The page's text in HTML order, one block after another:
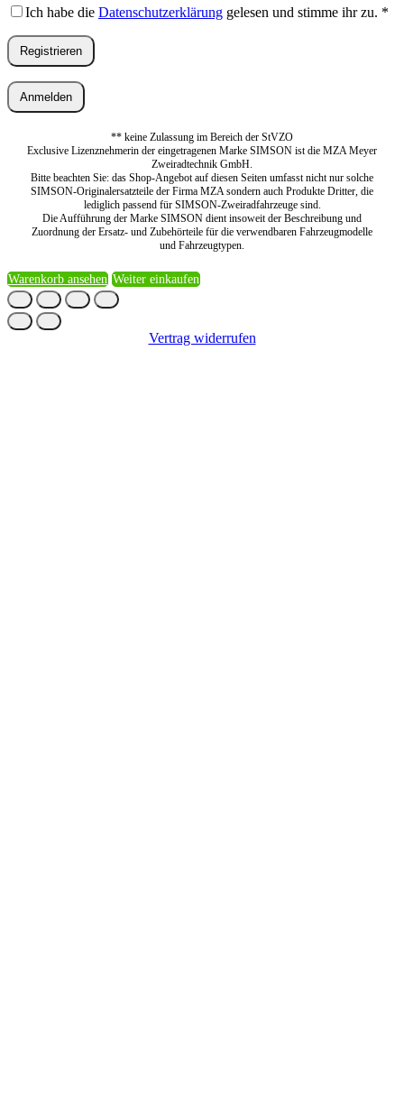
Ich habe die Datenschutzerklärung gelesen und stimme ihr zu. *
Registrieren
Anmelden
** keine Zulassung im Bereich der StVZO
Exclusive Lizenznehmerin der eingetragenen Marke SIMSON ist die MZA Meyer
Zweiradtechnik GmbH.
Bitte beachten Sie: das Shop-Angebot auf diesen Seiten umfasst nicht nur solche
SIMSON-Originalersatzteile der Firma MZA sondern auch Produkte Dritter, die
lediglich passend für SIMSON-Zweiradfahrzeuge sind.
Die Aufführung der Marke SIMSON dient insoweit der Beschreibung und
Zuordnung der Ersatz- und Zubehörteile für die verwendbaren Fahrzeugmodelle
und Fahrzeugtypen.
Warenkorb ansehen Weiter einkaufen
Vertrag widerrufen